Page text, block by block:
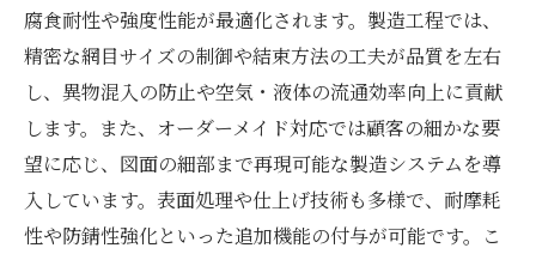
腐食耐性や強度性能が最適化されます。製造工程では、
精密な網目サイズの制御や結束方法の工夫が品質を左右
し、異物混入の防止や空気・液体の流通効率向上に貢献
します。また、オーダーメイド対応では顧客の細かな要
望に応じ、図面の細部まで再現可能な製造システムを導
入しています。表面処理や仕上げ技術も多様で、耐摩耗
性や防錆性強化といった追加機能の付与が可能です。こ